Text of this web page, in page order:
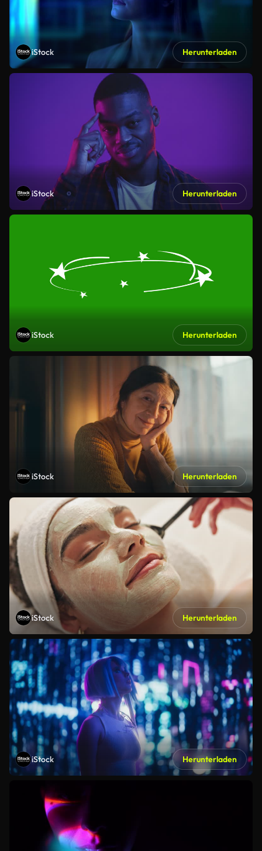
iStock Herunterladen
iStock Herunterladen
iStock Herunterladen
iStock Herunterladen
iStock Herunterladen
iStock Herunterladen